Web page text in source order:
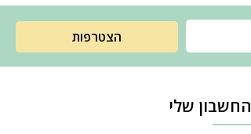
הצטרפות
החשבון שלי